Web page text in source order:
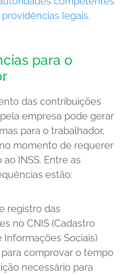
legais.
para o
das contribuições
empresa pode gerar
para o trabalhador,
momento de requerer
INSS. Entre as
estão:
registro das
no CNIS (Cadastro
Informações Sociais)
comprovar o tempo
necessário para